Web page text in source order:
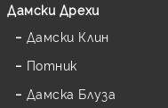
Дамски Дрехи
Дамски Клин
Потник
Дамска Блуза